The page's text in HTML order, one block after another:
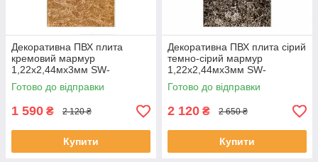
Декоративна ПВХ плита
кремовий мармур
1,22х2,44мх3мм SW-
00001398
Готово до відправки
1 590 ₴ 2 120 ₴
Купити
Декоративна ПВХ плита сірий
темно-сірий мармур
1,22х2,44мх3мм SW-
00001407
Готово до відправки
2 120 ₴ 2 650 ₴
Купити